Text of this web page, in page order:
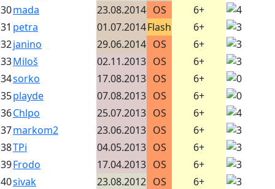
30mada 23.08.2014 OS
6+
31 petra 01.07.2014Flash
6+
32janino 29.06.2014 OS
6+
33Miloš 02.11.2013 OS
6+
34sorko 17.08.2013 OS
6+
35playde 07.08.2013 OS
6+
36Chlpo 25.07.2013 OS
6+
37markom2 23.06.2013 OS
6+
38TPi 04.05.2013 OS
6+
39Frodo 17.04.2013 OS
6+
40sivak 23.08.2012 OS
6+